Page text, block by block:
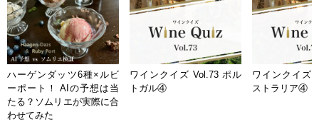
ハーゲンダッツ6種×ルビ
ーポート！ AIの予想は当
たる？ソムリエが実際に合
わせてみた
ワインクイズ Vol.73 ポル
トガル④
ワインクイズ
ストラリア④